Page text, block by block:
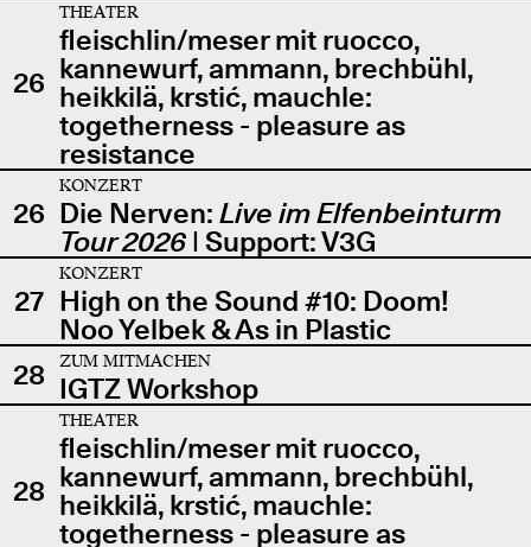
26
THEATER
fleischlin/meser mit ruocco,
kannewurf, ammann, brechbühl,
heikkilä, krstić, mauchle:
togetherness - pleasure as
resistance
26
KONZERT
Die Nerven: Live im Elfenbeinturm
Tour 2026| Support: V3G
27
KONZERT
High on the Sound #10: Doom!
Noo Yelbek & As in Plastic
28
ZUM MITMACHEN
IGTZ Workshop
28
THEATER
fleischlin/meser mit ruocco,
kannewurf, ammann, brechbühl,
heikkilä, krstić, mauchle:
togetherness - pleasure as